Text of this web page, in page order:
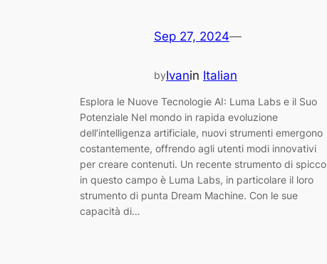
Sep 27, 2024—
byIvanin Italian
Esplora le Nuove Tecnologie AI: Luma Labs e il Suo
Potenziale Nel mondo in rapida evoluzione
dell’intelligenza artificiale, nuovi strumenti emergono
costantemente, offrendo agli utenti modi innovativi
per creare contenuti. Un recente strumento di spicco
in questo campo è Luma Labs, in particolare il loro
strumento di punta Dream Machine. Con le sue
capacità di…